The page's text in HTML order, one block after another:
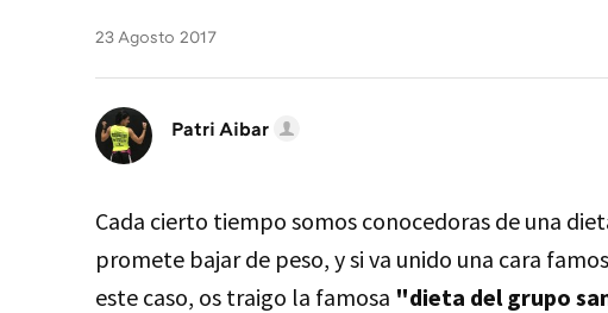
23 Agosto 2017
Patri Aibar
Cada cierto tiempo somos conocedoras de una
promete bajar de peso, y si va unido una cara
este caso, os traigo la famosa "dieta del grupo